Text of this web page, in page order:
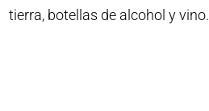
tierra, botellas de alcohol y vino.